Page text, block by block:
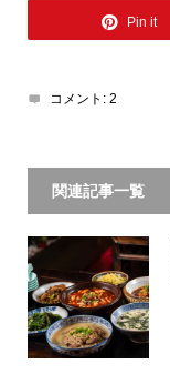
Pin it
コメント: 2
関連記事一覧